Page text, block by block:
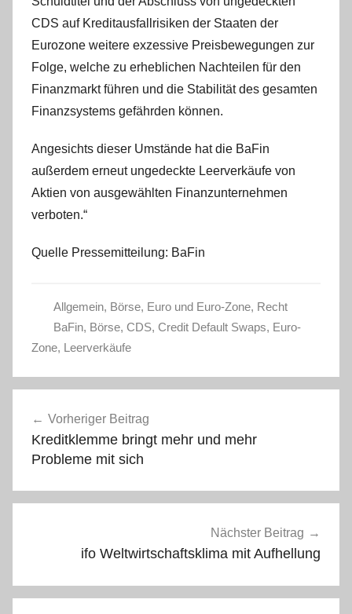
CDS auf Kreditausfallrisiken der Staaten der
Eurozone weitere exzessive Preisbewegungen zur
Folge, welche zu erheblichen Nachteilen für den
Finanzmarkt führen und die Stabilität des gesamten
Finanzsystems gefährden können.
Angesichts dieser Umstände hat die BaFin
außerdem erneut ungedeckte Leerverkäufe von
Aktien von ausgewählten Finanzunternehmen
verboten.“
Quelle Pressemitteilung: BaFin
Allgemein, Börse, Euro und Euro-Zone, Recht
BaFin, Börse, CDS, Credit Default Swaps, Euro-
Zone, Leerverkäufe
Vorheriger Beitrag
Kreditklemme bringt mehr und mehr
Probleme mit sich
Nächster Beitrag
ifo Weltwirtschaftsklima mit Aufhellung